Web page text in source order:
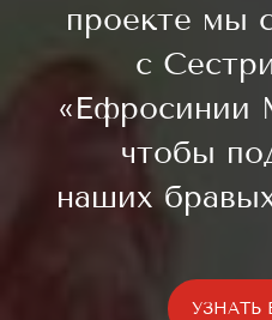
проекте мы
с
«Ефросинии
чтобы
наших
УЗНАТЬ